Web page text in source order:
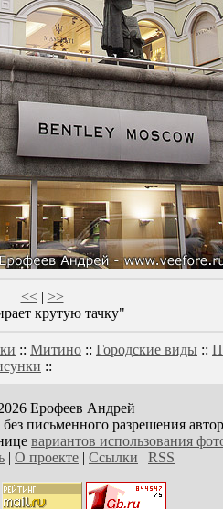
<<| >>
крутую тачку"
:: Митино :: Городские виды ::
::
Ерофеев Андрей
письменного разрешения
вариантов использования
| О проекте | Ссылки | RSS